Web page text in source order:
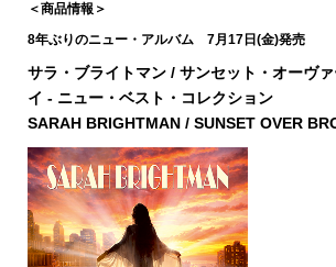
＜商品情報＞
8年ぶりのニュー・アルバム 7月17日(金)発売
サラ・ブライトマン / サンセット・オーヴ
イ - ニュー・ベスト・コレクション
SARAH BRIGHTMAN / SUNSET OVER